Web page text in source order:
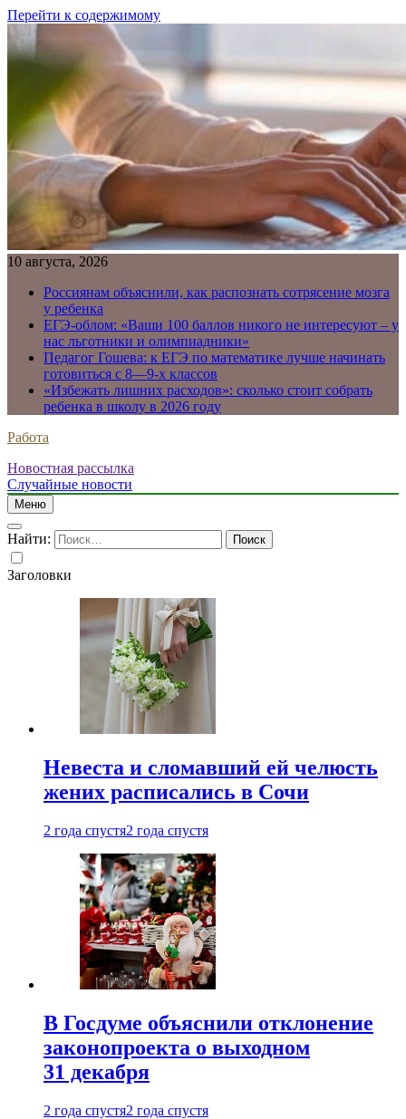
Перейти к содержимому
10 августа, 2026
Россиянам объяснили, как распознать сотрясение мозга
у ребенка
ЕГЭ-облом: «Ваши 100 баллов никого не интересуют – у
нас льготники и олимпиадники»
Педагог Гошева: к ЕГЭ по математике лучше начинать
готовиться с 8—9-х классов
«Избежать лишних расходов»: сколько стоит собрать
ребенка в школу в 2026 году
Работа
Новостная рассылка
Случайные новости
Меню
Найти:
Заголовки
Невеста и сломавший ей челюсть
жених расписались в Сочи
2 года спустя2 года спустя
В Госдуме объяснили отклонение
законопроекта о выходном
31 декабря
2 года спустя2 года спустя